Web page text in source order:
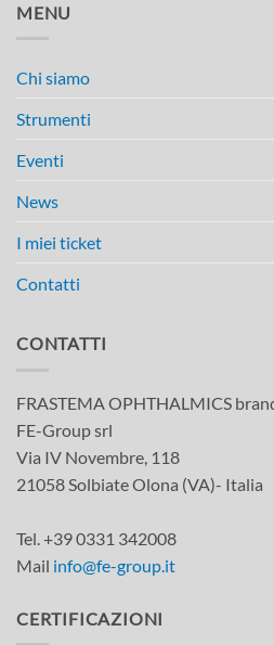
MENU
Chi siamo
Strumenti
Eventi
News
I miei ticket
Contatti
CONTATTI
FRASTEMA OPHTHALMICS
FE-Group srl
Via IV Novembre, 118
21058 Solbiate Olona (VA)- Italia
Tel. +39 0331 342008
Mail info@fe-group.it
CERTIFICAZIONI